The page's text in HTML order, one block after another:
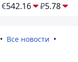
€542.16 ₽5.78
Все новости